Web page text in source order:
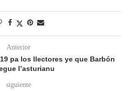
Anterior
pa los llectores ye que Barbón
l’asturianu
siguiente